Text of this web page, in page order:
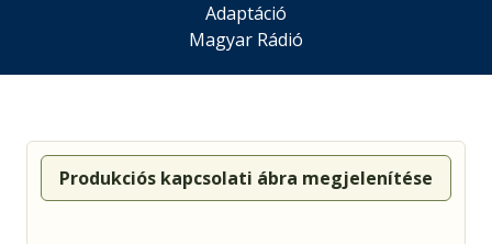
Adaptáció
Magyar Rádió
Produkciós kapcsolati ábra megjelenítése